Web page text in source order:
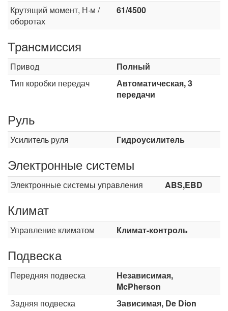
Крутящий момент, Н·м /
оборотах
61/4500
Трансмиссия
Привод
Полный
Тип коробки передач
Автоматическая, 3
передачи
Руль
Усилитель руля Гидроусилитель
Электронные системы
Электронные системы управления ABS,EBD
Климат
Управление климатом Климат-контроль
Подвеска
Передняя подвеска
Независимая,
McPherson
Задняя подвеска
Зависимая, De Dion